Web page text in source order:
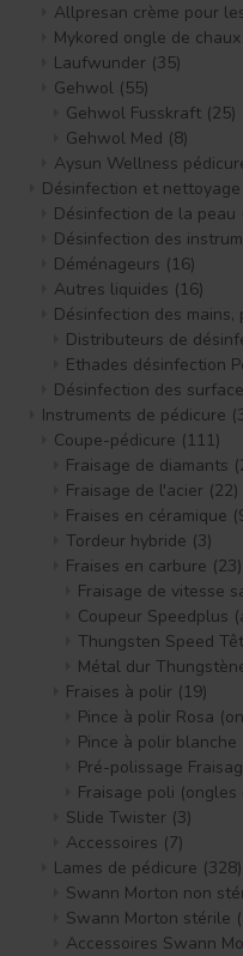
Allpresan crème pour
Mykored ongle de chaux
Laufwunder (35)
Gehwol (55)
Gehwol Fusskraft (25)
Gehwol Med (8)
Aysun Wellness
Désinfection et nettoyage
Désinfection de la peau
Désinfection des
Déménageurs (16)
Autres liquides (16)
Désinfection des mains,
Distributeurs de
Ethades désinfection
Désinfection des
Instruments de pédicure
Coupe-pédicure (111)
Fraisage de diamants
Fraisage de l'acier (22)
Fraises en céramique
Tordeur hybride (3)
Fraises en carbure (23)
Fraisage de vitesse
Coupeur Speedplus
Thungsten Speed
Métal dur
Fraises à polir (19)
Pince à polir Rosa
Pince à polir
Pré-polissage
Fraisage poli
Slide Twister (3)
Accessoires (7)
Lames de pédicure (328)
Swann Morton non
Swann Morton stérile
Accessoires Swann